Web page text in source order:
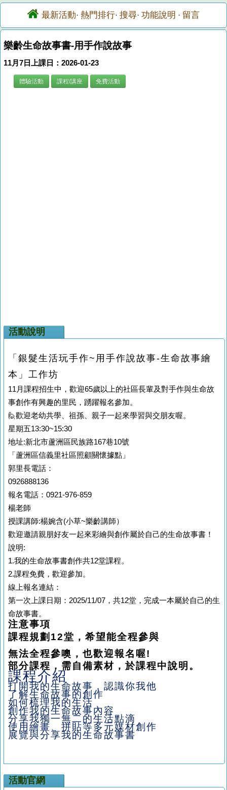
最新活動· 熱門排行· 搜尋· 功能說明 · 留言
樂齡生命故事書-用手作說故事
11月7日上課日：2026-01-23
體驗活動 課程/講座 免費活動
活動說明
「銀髮生活玩手作~用手作說故事-生命故事繪
本」工作坊
11月課程招生中，歡迎65歲以上的社區長輩及對手作與生命故
事創作有興趣的里民，踴躍報名參加。
🙋歡迎老幼共學、祖孫、親子一起來學習與交朋友喔。
星期五13:30~15:30
地址:新北市蘆洲區民族路167巷10號
「蘆洲區信義里社區照顧關懷據點」
郭里長電話：
0926888136
報名電話：0921-976-859
楊老師
授課講師:楊婉含(小草~樂齡講師）
歡迎邀請親朋好友一起來彩繪與創作屬於自己的生命故事書！
說明:
1.我的生命故事書創作共12堂課程。
2.課程免費，歡迎參加。
線上報名連結：
第一次上課日期：2025/11/07，共12堂，完成一本屬於自己的生
命故事書。
注意事項
課程規劃 12堂，希望能全程參與
無法全程參噢，也歡迎報名喔!
部分課程，需自備素材，於課程中說明。
課程介紹
打開我的生命故事，認識你我他
了解生命故事的創作
如何梳理我的生活
創作我的生命故事內容
分享我獨一無二的生活點滴
使用繪畫、拼貼等多元媒材創作
展覽與分享我的生命故事書
活動官網